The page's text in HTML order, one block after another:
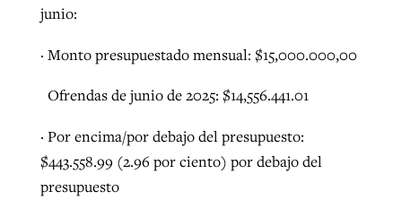
junio:
· Monto presupuestado mensual: $15,000.000,00
Ofrendas de junio de 2025: $14,556.441.01
· Por encima/por debajo del presupuesto:
$443.558.99 (2.96 por ciento) por debajo del
presupuesto
ByTobin Perry
READ MORE
ByJessica King
READ MORE